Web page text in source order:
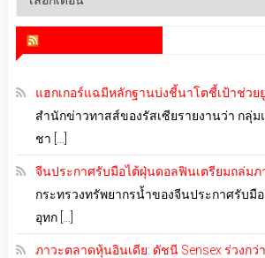
แฮกเกอร์แฉมีหลักฐานบ่งชี้นาโตชี้เป้าช่วย
สำนักข่าวทาสส์ของรัสเซียรายงานว่า กลุ่ม
ชา […]
จีนประกาศรับมือไต้ฝุ่นดอลฟินเตรียมถล่มภ
กระทรวงทรัพยากรน้ำของจีนประกาศรับมื
อุทก […]
ภาวะตลาดหุ้นอินเดีย: ดัชนี Sensex ร่วงกว่